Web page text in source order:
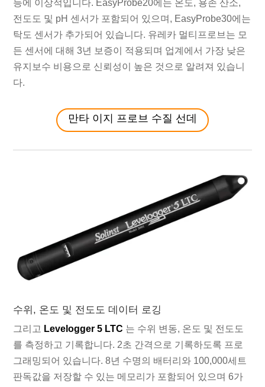
등에 이상적입니다. EasyProbe20에는 온도, 용존 산소,
전도도 및 pH 센서가 포함되어 있으며, EasyProbe30에는
탁도 센서가 추가되어 있습니다. 유레카 멀티프로브는 모
든 센서에 대해 3년 보증이 적용되며 업계에서 가장 낮은
유지보수 비용으로 신뢰성이 높은 것으로 알려져 있습니
다.
만타 이지 프로브 수질 선데
수위, 온도 및 전도도 데이터 로깅
그리고 Levelogger 5 LTC 는 수위 변동, 온도 및 전도도
를 측정하고 기록합니다. 2초 간격으로 기록하도록 프로
그래밍되어 있습니다. 8년 수명의 배터리와 100,000세트
판독값을 저장할 수 있는 메모리가 포함되어 있으며 6가